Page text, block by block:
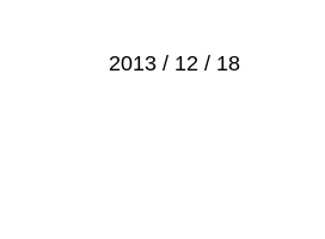
2013 / 12 / 18